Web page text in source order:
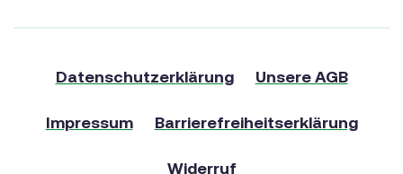
Datenschutzerklärung Unsere AGB
Impressum Barrierefreiheitserklärung
Widerruf